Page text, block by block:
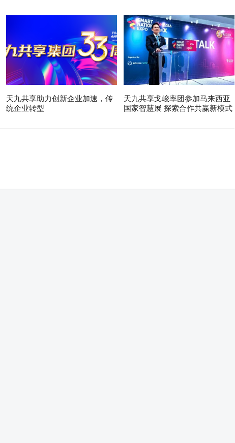
天九共享助力创新企业加速，传
统企业转型
天九共享戈峻率团参加马来西亚
国家智慧展 探索合作共赢新模式